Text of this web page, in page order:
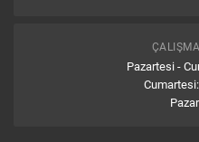
Pazartesi -